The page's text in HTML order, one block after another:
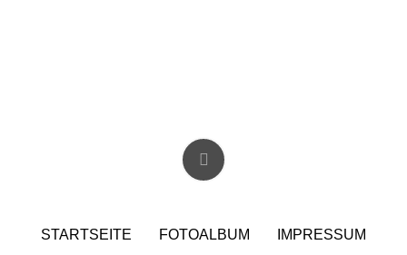
STARTSEITE FOTOALBUM IMPRESSUM